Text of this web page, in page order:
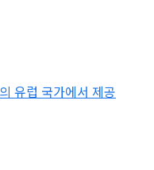
유럽 국가에서 제공